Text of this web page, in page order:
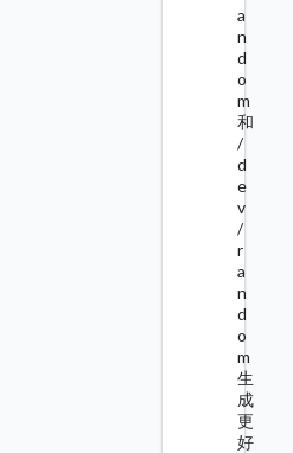
a
n
d
o
m
和
/
d
e
v
/
r
a
n
d
o
m
生
成
更
好